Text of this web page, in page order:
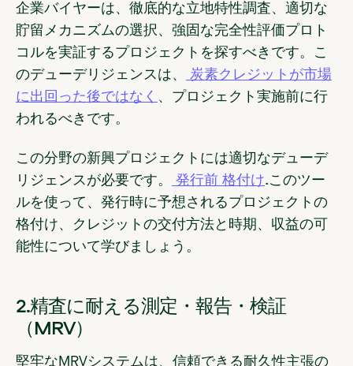
企業バイヤーは、徹底的な立地特性調査、適切な
貯留メカニズムの選択、強固な完全性評価プロト
コルを実証するプロジェクトを探すべきです。こ
のデューデリジェンスは、
炭素クレジットが市場
に出回った後ではなく 、プロジェクト実施前に行
われるべきです。
この分野の新興プロジェクトには適切なデューデ
リジェンスが必要です。
発行前 格付け.このツー
ルを使って、発行時に予想されるプロジェクトの
格付け、クレジットの交付方法と時期、収益の可
能性について学びましょう。
2.精査に耐える測定・報告・検証
（MRV）
堅牢なMRVシステムは、信頼できる耐久性主張の